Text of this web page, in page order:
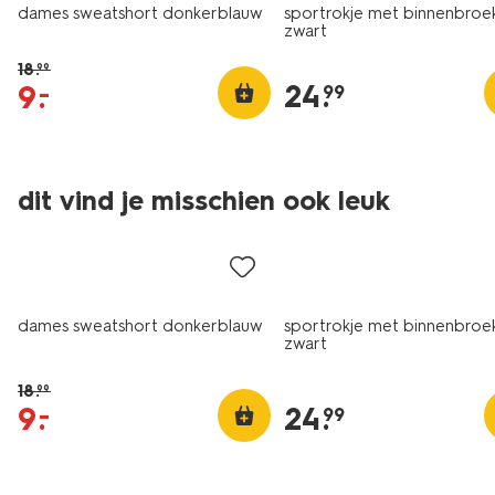
dames sweatshort donkerblauw
18.99
9.
–
sportrokje met
zwart
24.
99
dit vind je misschien ook leuk
korting
dames sweatshort donkerblauw
18.99
9.
–
sportrokje met
zwart
24.
99